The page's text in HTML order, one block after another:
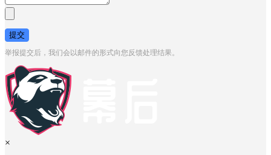
提交
举报提交后，我们会以邮件的形式向您反馈处理结果。
×